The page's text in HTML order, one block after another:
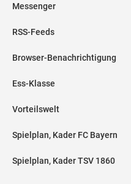
Messenger
RSS-Feeds
Browser-Benachrichtigung
Ess-Klasse
Vorteilswelt
Spielplan, Kader FC Bayern
Spielplan, Kader TSV 1860